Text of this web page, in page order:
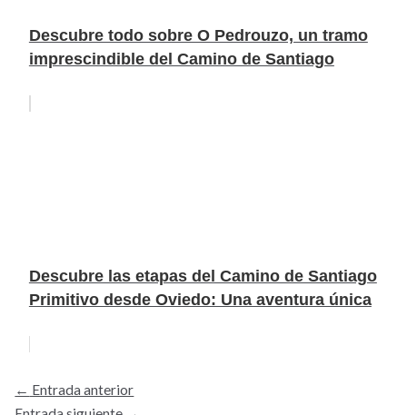
Descubre todo sobre O Pedrouzo, un tramo
imprescindible del Camino de Santiago
Descubre las etapas del Camino de Santiago
Primitivo desde Oviedo: Una aventura única
← Entrada anterior